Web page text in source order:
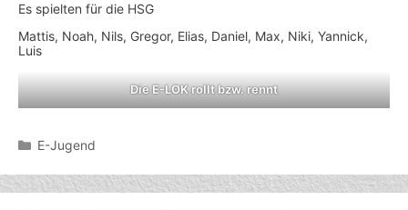
Es spielten für die HSG
Mattis, Noah, Nils, Gregor, Elias, Daniel, Max, Niki, Yannick,
Luis
Die E-LOK rollt bzw. rennt
Kategorien
E-Jugend